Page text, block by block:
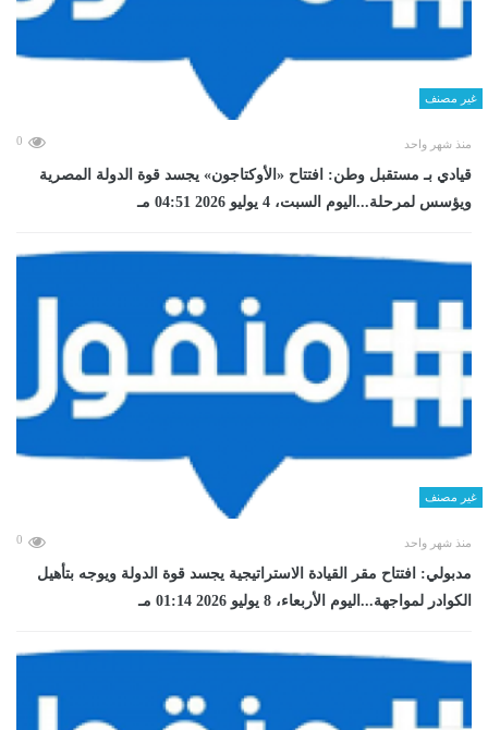
غير مصنف
منذ شهر واحد 0
قيادي بـ مستقبل وطن: افتتاح «الأوكتاجون» يجسد قوة الدولة المصرية
ويؤسس لمرحلة...اليوم السبت، 4 يوليو 2026 04:51 مـ
غير مصنف
منذ شهر واحد 0
مدبولي: افتتاح مقر القيادة الاستراتيجية يجسد قوة الدولة ويوجه بتأهيل
الكوادر لمواجهة...اليوم الأربعاء، 8 يوليو 2026 01:14 مـ